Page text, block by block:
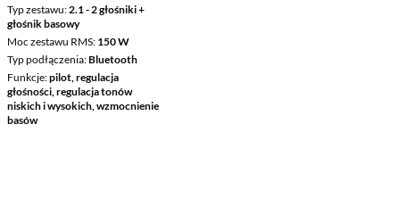
Typ zestawu 2.1 - 2 głośniki +
głośnik basowy
Moc zestawu RMS 150 W
Typ podłączenia Bluetooth
Funkcje pilot, regulacja
głośności, regulacja tonów
niskich i wysokich, wzmocnienie
basów